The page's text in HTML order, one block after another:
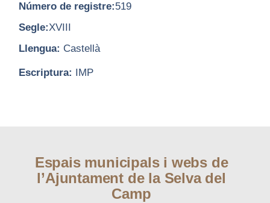
Número de registre:519
Segle:XVIII
Llengua: Castellà
Escriptura: IMP
Espais municipals i webs de
l’Ajuntament de la Selva del
Camp